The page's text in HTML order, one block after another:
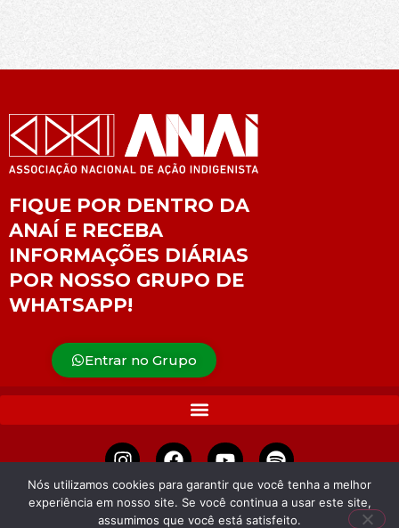
FIQUE POR DENTRO DA
ANAÍ E RECEBA
INFORMAÇÕES DIÁRIAS
POR NOSSO GRUPO DE
WHATSAPP!
Entrar no Grupo
APOIE
Nós utilizamos cookies para garantir que você tenha a melhor
experiência em nosso site. Se você continua a usar este site,
assumimos que você está satisfeito.